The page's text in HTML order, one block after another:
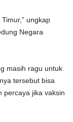
ungkap
Negara
masih ragu untuk
tersebut bisa
percaya jika vaksin